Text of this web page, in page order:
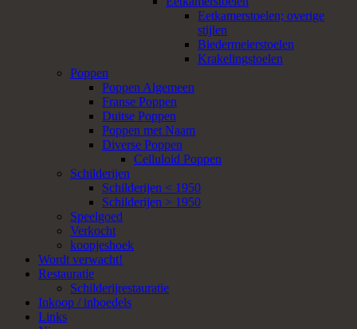
Eetkamerstoelen; overige
stijlen
Biedermeierstoelen
Krakelingstoelen
Poppen
Poppen Algemeen
Franse Poppen
Duitse Poppen
Poppen met Naam
Diverse Poppen
Celluloid Poppen
Schilderijen
Schilderijen < 1950
Schilderijen > 1950
Speelgoed
Verkocht
koopjeshoek
Wordt verwacht!
Restauratie
Schilderijrestauratie
Inkoop / inboedels
Links